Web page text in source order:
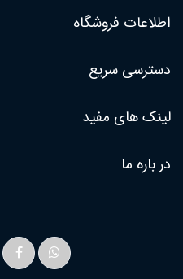
اطلاعات فروشگاه
دسترسی سریع
لینک های مفید
در باره ما